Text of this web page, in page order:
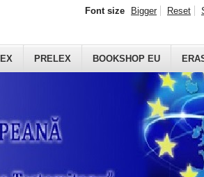
PRELEX BOOKSHOP EU
Font size Bigger Reset